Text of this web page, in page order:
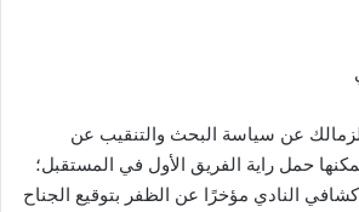
عن سياسة البحث والتنقيب عن
حمل راية الفريق الأول في المستقبل؛
النادي مؤخرًا عن الظفر بتوقيع الجناح